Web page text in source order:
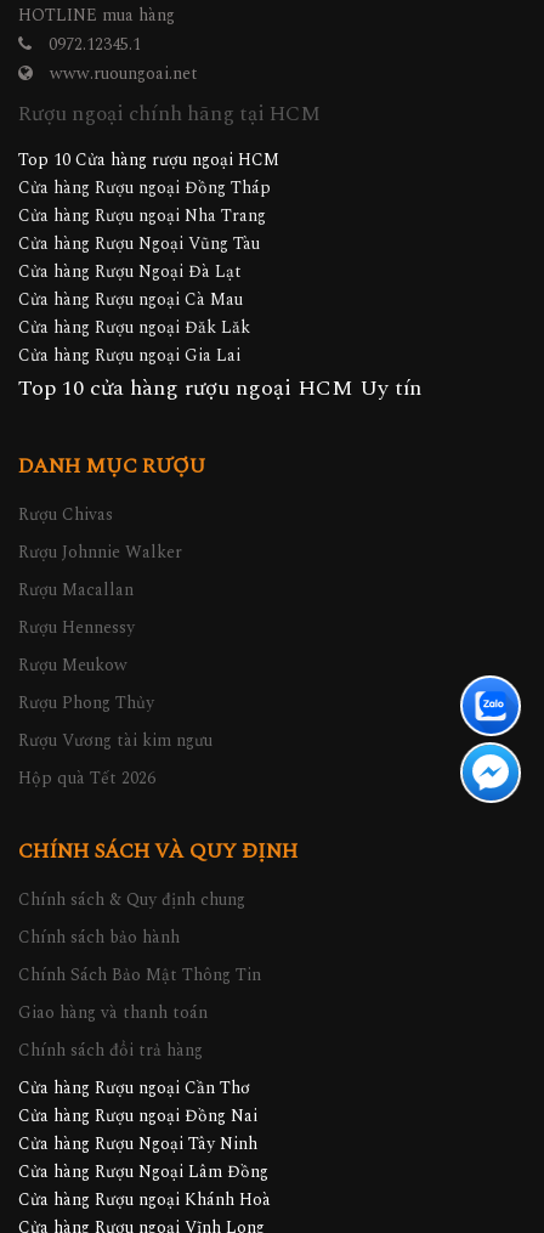
HOTLINE mua hàng
0972.12345.1
www.ruoungoai.net
Rượu ngoại chính hãng tại HCM
Top 10 Cửa hàng rượu ngoại HCM
Cửa hàng Rượu ngoại Đồng Tháp
Cửa hàng Rượu ngoại Nha Trang
Cửa hàng Rượu Ngoại Vũng Tàu
Cửa hàng Rượu Ngoại Đà Lạt
Cửa hàng Rượu ngoại Cà Mau
Cửa hàng Rượu ngoại Đăk Lăk
Cửa hàng Rượu ngoại Gia Lai
Top 10 cửa hàng rượu ngoại HCM Uy tín
DANH MỤC RƯỢU
Rượu Chivas
Rượu Johnnie Walker
Rượu Macallan
Rượu Hennessy
Rượu Meukow
Rượu Phong Thủy
Rượu Vương tài kim ngưu
Hộp quà Tết 2026
CHÍNH SÁCH VÀ QUY ĐỊNH
Chính sách & Quy định chung
Chính sách bảo hành
Chính Sách Bảo Mật Thông Tin
Giao hàng và thanh toán
Chính sách đổi trả hàng
Cửa hàng Rượu ngoại Cần Thơ
Cửa hàng Rượu ngoại Đồng Nai
Cửa hàng Rượu Ngoại Tây Ninh
Cửa hàng Rượu Ngoại Lâm Đồng
Cửa hàng Rượu ngoại Khánh Hoà
Cửa hàng Rượu ngoại Vĩnh Long